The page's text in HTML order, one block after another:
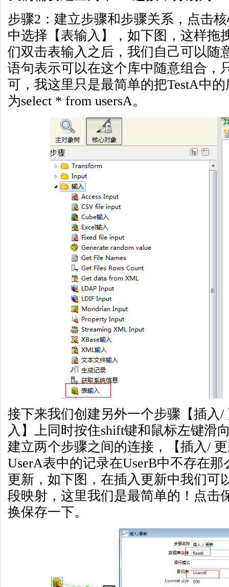
步骤2：建立步骤和步骤关系，点击
中选择【表输入】，如下图，这样拖
们双击表输入之后，我们自己可以随
语句表示可以在这个库中随意组合，
可，我这里只是最简单的把TestA中
为select * from usersA。
接下来我们创建另外一个步骤【插入
入】上同时按住shift键和鼠标左键滑
建立两个步骤之间的连接，【插入/
UserA表中的记录在UserB中不存在
更新，如下图，在插入更新中我们可
段映射，这里我们是最简单的！点击
换保存一下。